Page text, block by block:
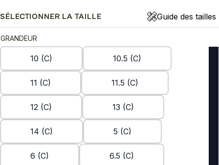
SÉLECTIONNER LA TAILLE Guide des tailles
GRANDEUR
10 (C) 10.5 (C)
11 (C) 11.5 (C)
12 (C) 13 (C)
14 (C) 5 (C)
6 (C) 6.5 (C)